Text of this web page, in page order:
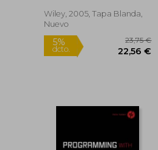
Inglés)
Wiley, 2005, Tapa Blanda,
Nuevo